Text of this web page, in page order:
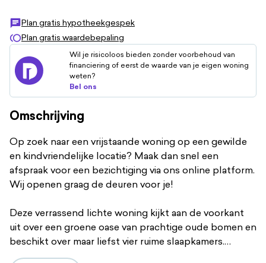
Plan gratis hypotheekgespek
Plan gratis waardebepaling
Wil je risicoloos bieden zonder voorbehoud van
financiering of eerst de waarde van je eigen woning
weten?
Bel ons
Omschrijving
Op zoek naar een vrijstaande woning op een gewilde
en kindvriendelijke locatie? Maak dan snel een
afspraak voor een bezichtiging via ons online platform.
Wij openen graag de deuren voor je!
Deze verrassend lichte woning kijkt aan de voorkant
uit over een groene oase van prachtige oude bomen en
beschikt over maar liefst vier ruime slaapkamers.
Doordat de aangebouwde garage volledig is